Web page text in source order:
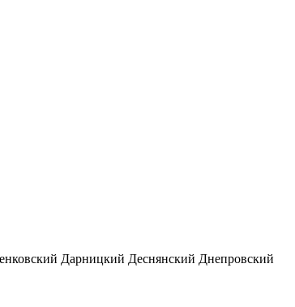
Дарницкий Деснянский Днепровский